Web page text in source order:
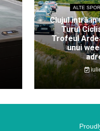
ALTE
Clujul intră în
Turul
Trofeul
unui